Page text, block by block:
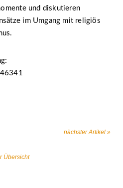
und diskutieren
im Umgang mit religiös
Übersicht
nächster Artikel »